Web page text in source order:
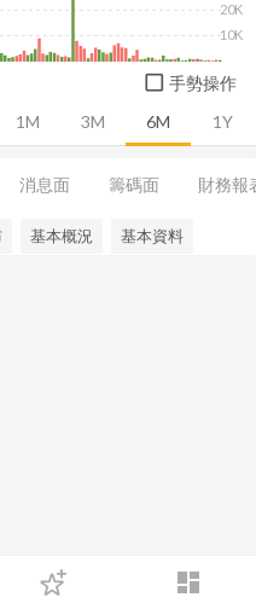
dashboard
登入
1M 3M 6M 1Y
10K
20K
手勢操作
消息面 籌碼面 財務報
基本概況 基本資料